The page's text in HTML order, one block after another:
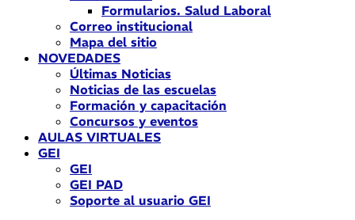
Formularios. Salud Laboral
Correo institucional
Mapa del sitio
NOVEDADES
Últimas Noticias
Noticias de las escuelas
Formación y capacitación
Concursos y eventos
AULAS VIRTUALES
GEI
GEI
GEI PAD
Soporte al usuario GEI